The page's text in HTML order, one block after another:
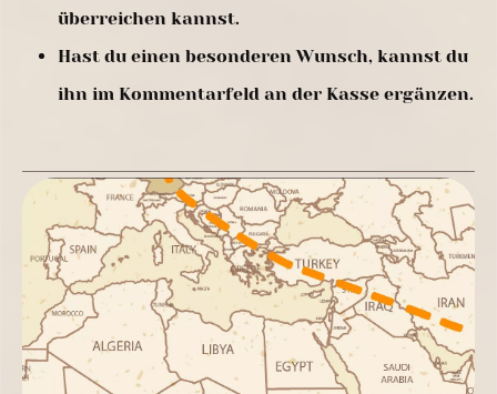
überreichen kannst.
Hast du einen besonderen Wunsch, kannst du
ihn im Kommentarfeld an der Kasse ergänzen.